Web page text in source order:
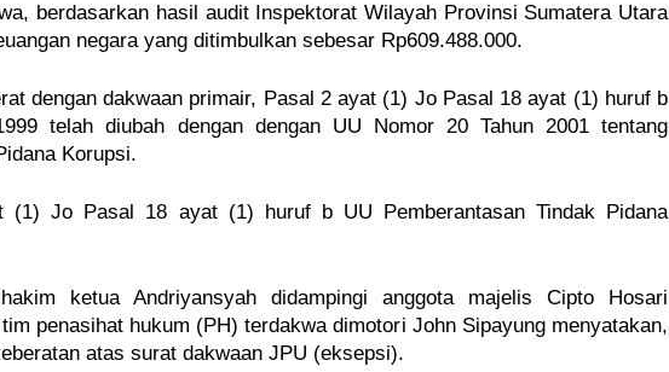
berdasarkan hasil audit Inspektorat Wilayah Provinsi Sumatera Utara
negara yang ditimbulkan sebesar Rp609.488.000.
dengan dakwaan primair, Pasal 2 ayat (1) Jo Pasal 18 ayat (1) huruf b
telah diubah dengan dengan UU Nomor 20 Tahun 2001 tentang
Korupsi.
(1) Jo Pasal 18 ayat (1) huruf b UU Pemberantasan Tindak Pidana
ketua Andriyansyah didampingi anggota majelis Cipto Hosari
penasihat hukum (PH) terdakwa dimotori John Sipayung menyatakan,
atas surat dakwaan JPU (eksepsi).